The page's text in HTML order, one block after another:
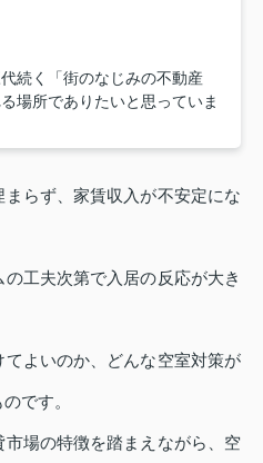
続く「街のなじみの不動産
場所でありたいと思っていま
らず、家賃収入が不安定にな
工夫次第で入居の反応が大き
よいのか、どんな空室対策が
です。
場の特徴を踏まえながら、空